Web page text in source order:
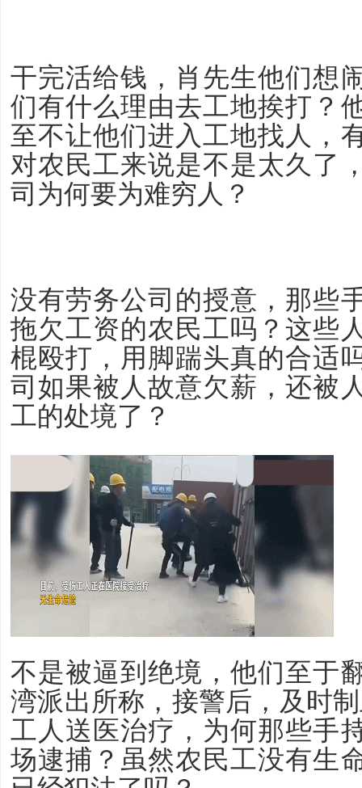
干完活给钱，肖先生他们想
们有什么理由去工地挨打？
至不让他们进入工地找人，
对农民工来说是不是太久了
司为何要为难穷人？
没有劳务公司的授意，那些
拖欠工资的农民工吗？这些
棍殴打，用脚踹头真的合适
司如果被人故意欠薪，还被
工的处境了？
不是被逼到绝境，他们至于
湾派出所称，接警后，及时
工人送医治疗，为何那些手
场逮捕？虽然农民工没有生